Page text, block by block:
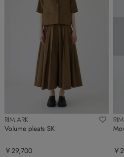
RIM.ARK
Volume pleats SK
￥29,700 ￥